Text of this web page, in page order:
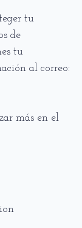
tu
de
tu
al correo:
más en el